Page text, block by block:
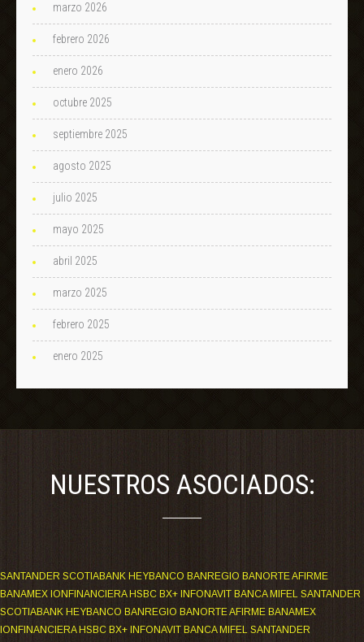
marzo 2026
febrero 2026
enero 2026
octubre 2025
septiembre 2025
agosto 2025
julio 2025
mayo 2025
abril 2025
marzo 2025
febrero 2025
enero 2025
NUESTROS ASOCIADOS:
SANTANDER SCOTIABANK HEYBANCO BANREGIO BANORTE AFIRME
BANAMEX IONFINANCIERA HSBC BX+ INFONAVIT BANCA MIFEL SANTANDER
SCOTIABANK HEYBANCO BANREGIO BANORTE AFIRME BANAMEX
IONFINANCIERA HSBC BX+ INFONAVIT BANCA MIFEL SANTANDER